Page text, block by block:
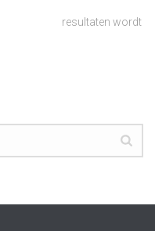
resultaten wordt